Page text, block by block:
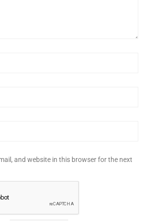
and website in this browser for the next